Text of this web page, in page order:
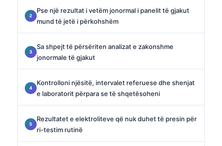
Pse një rezultat i vetëm jonormal i panelit të gjakut
mund të jetë i përkohshëm
Sa shpejt të përsëriten analizat e zakonshme
jonormale të gjakut
Kontrolloni njësitë, intervalet referuese dhe shenjat
e laboratorit përpara se të shqetësoheni
Rezultatet e elektroliteve që nuk duhet të presin për
ri-testim rutinë